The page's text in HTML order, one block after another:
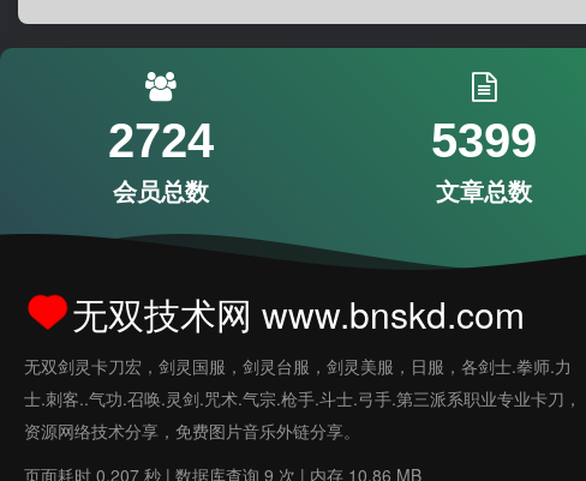
2724
会员总数
5399
文章总数
无双技术网 www.bnskd.com
无双剑灵卡刀宏，剑灵国服，剑灵台服，剑灵美服，日服，各剑士.拳师.力
士.刺客..气功.召唤.灵剑.咒术.气宗.枪手.斗士.弓手.第三派系职业专业卡刀，
资源网络技术分享，免费图片音乐外链分享。
页面耗时 0.207 秒 | 数据库查询 9 次 | 内存 10.86 MB